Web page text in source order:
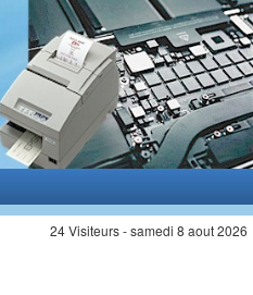
24 Visiteurs - samedi 8 aout 2026